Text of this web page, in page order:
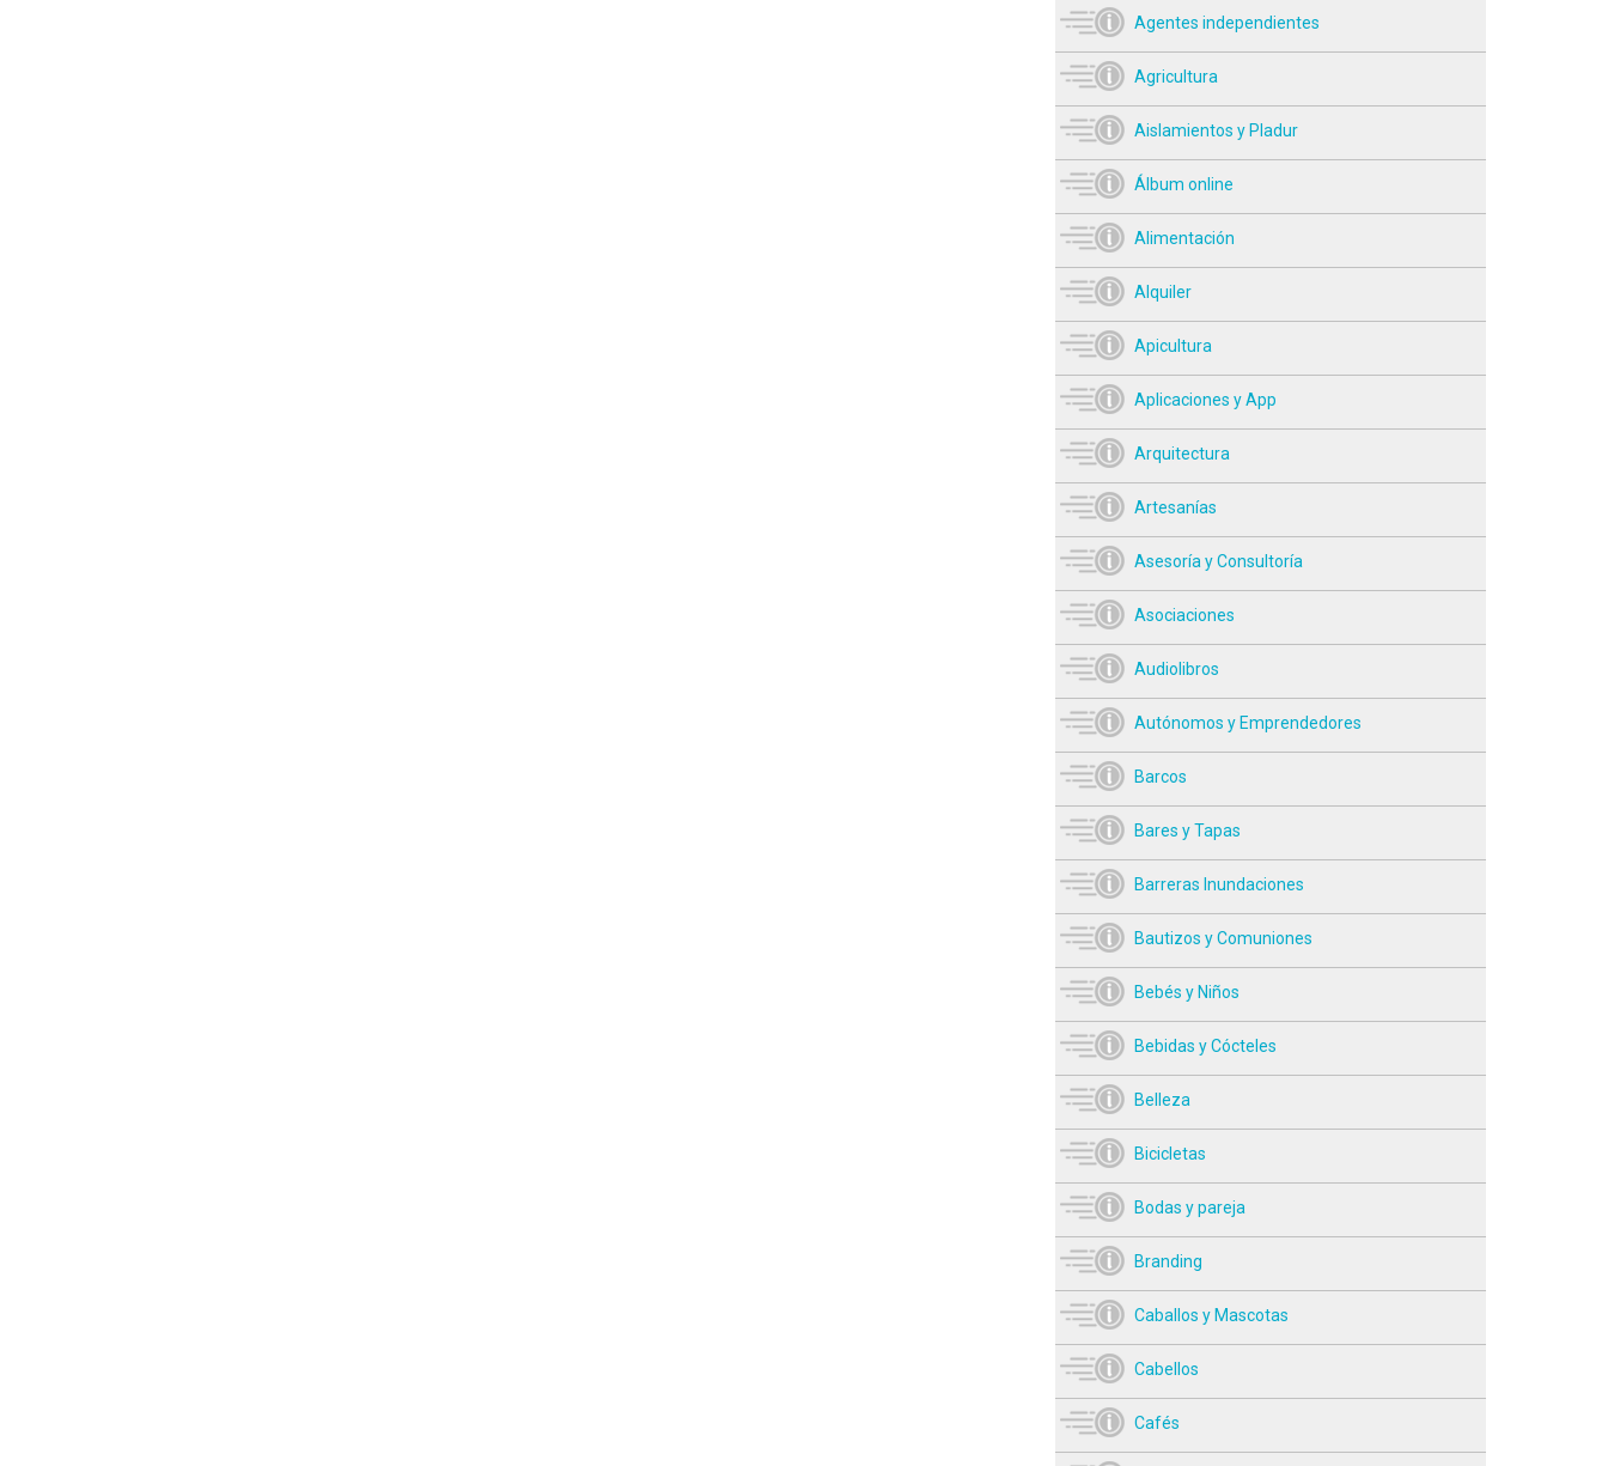
Agentes independientes
Agricultura
Aislamientos y Pladur
Álbum online
Alimentación
Alquiler
Apicultura
Aplicaciones y App
Arquitectura
Artesanías
Asesoría y Consultoría
Asociaciones
Audiolibros
Autónomos y Emprendedores
Barcos
Bares y Tapas
Barreras Inundaciones
Bautizos y Comuniones
Bebés y Niños
Bebidas y Cócteles
Belleza
Bicicletas
Bodas y pareja
Branding
Caballos y Mascotas
Cabellos
Cafés